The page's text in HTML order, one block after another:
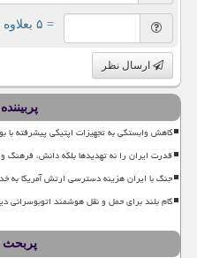
= ۵ بعلاوه ۳
ارسال نظر
کاهش وابستگی به تجهیزات اپتیکی پیشرفته
قدرت ایران را نه تهدیدها بلکه دانش، فرهنگ
جنگ با ایران هزینه دسترسی ارتش آمریکا به
گام بلند برای حمل و نقل هوشمند اتوبوسرانی دیجیتال به ۵
پربحث